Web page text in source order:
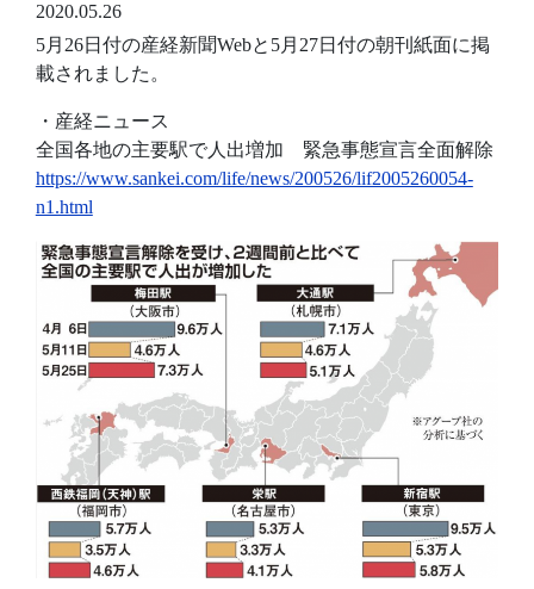
2020.05.26
5月26日付の産経新聞Webと5月27日付の朝刊紙面に掲
載されました。
・産経ニュース
全国各地の主要駅で人出増加 緊急事態宣言全面解除
https://www.sankei.com/life/news/200526/lif2005260054-
n1.html